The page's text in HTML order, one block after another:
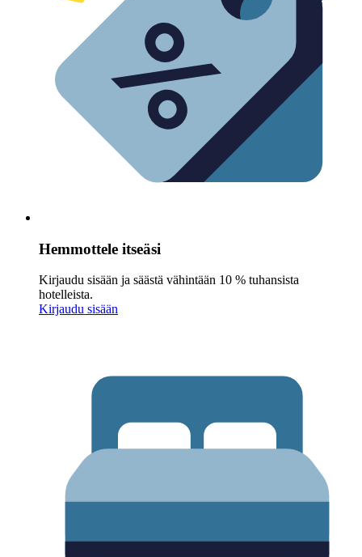
Hemmottele itseäsi
Kirjaudu sisään ja säästä vähintään 10 % tuhansista
hotelleista.
Kirjaudu sisään